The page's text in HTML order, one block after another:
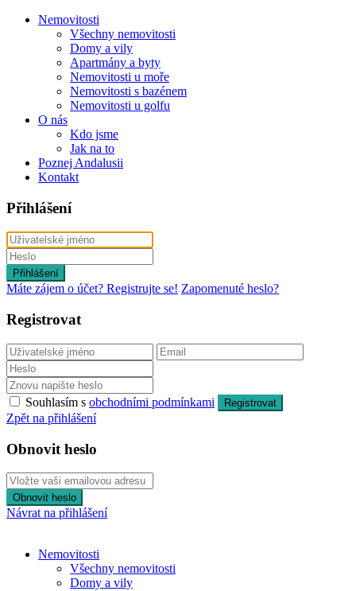
Nemovitosti
Všechny nemovitosti
Domy a vily
Apartmány a byty
Nemovitosti u moře
Nemovitosti s bazénem
Nemovitosti u golfu
O nás
Kdo jsme
Jak na to
Poznej Andalusii
Kontakt
Přihlášení
Přihlášení
Máte zájem o účet? Registrujte se! Zapomenuté heslo?
Registrovat
Souhlasím s obchodními podmínkami Registrovat
Zpět na přihlášení
Obnovit heslo
Obnovit heslo
Návrat na přihlášení
Nemovitosti
Všechny nemovitosti
Domy a vily